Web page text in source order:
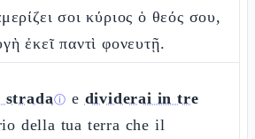
σοι κύριος ὁ θεός σου,
ἐκεῖ παντὶ φονευτῇ.
stradaⓘ e dividerai in tre
della tua terra che il